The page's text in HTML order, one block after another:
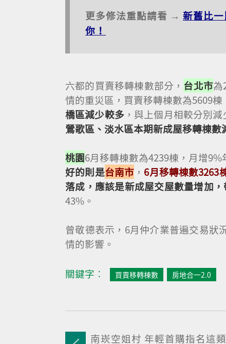
更多修法重點請看 → 新舊比
你！
六都的買賣移轉棟數部分， 台北市為
情的重災區，買賣移轉棟數為5609棟
橋區減少較多，與上個月相較分別減
鶯歌區、淡水區本期新成屋移轉棟數
桃園6月移轉棟數為4239棟，月增9%
好的則是台南市 ， 6月移轉棟數3263
落成，應該是新成屋交屋數量增加
43%。
曾敬德表示，6月仲介業普遍交易狀
情的影響。
關鍵字︰ 買賣移轉棟數 房地合一2.0
南崁空姐村 年輕首購指名這